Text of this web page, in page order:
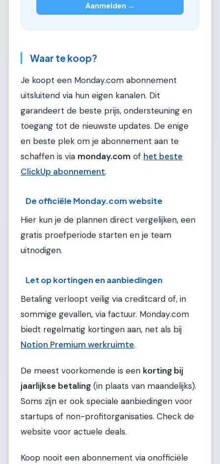
Aanmelden →
Waar te koop?
Je koopt een Monday.com abonnement
uitsluitend via hun eigen kanalen. Dit
garandeert de beste prijs, ondersteuning en
toegang tot de nieuwste updates. De enige
en beste plek om je abonnement aan te
schaffen is via monday.com of het beste
ClickUp abonnement.
De officiële Monday.com website
Hier kun je de plannen direct vergelijken, een
gratis proefperiode starten en je team
uitnodigen.
Let op kortingen en aanbiedingen
Betaling verloopt veilig via creditcard of, in
sommige gevallen, via factuur. Monday.com
biedt regelmatig kortingen aan, net als bij
Notion Premium werkruimte.
De meest voorkomende is een korting bij
jaarlijkse betaling (in plaats van maandelijks).
Soms zijn er ook speciale aanbiedingen voor
startups of non-profitorganisaties. Check de
website voor actuele deals.
Koop nooit een abonnement via onofficiële